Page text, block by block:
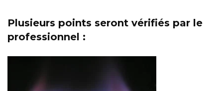
Plusieurs points seront vérifiés par le
professionnel :